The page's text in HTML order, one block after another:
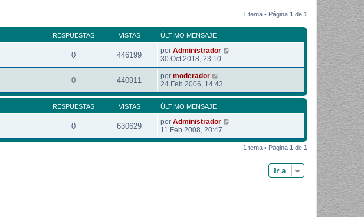
1 tema • Página 1 de 1
RESPUESTAS VISTAS ÚLTIMO MENSAJE
0 446199 por Administrador
30 Oct 2018, 23:10
0 440911 por moderador
24 Feb 2006, 14:43
RESPUESTAS VISTAS ÚLTIMO MENSAJE
0 630629 por Administrador
11 Feb 2008, 20:47
1 tema • Página 1 de 1
Ir a